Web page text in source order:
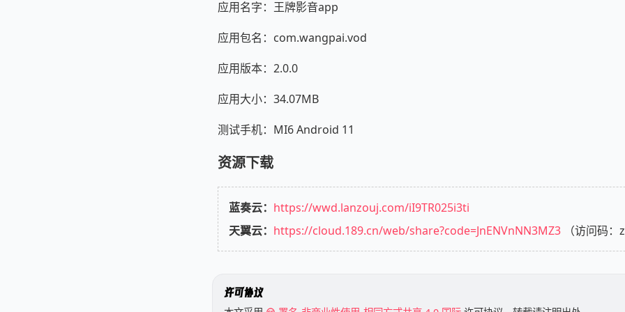
应用名字：王牌影音app
应用包名：com.wangpai.vod
应用版本：2.0.0
应用大小：34.07MB
测试手机：MI6 Android 11
资源下载
蓝奏云： https://wwd.lanzouj.com/iI9TR025i3ti
天翼云： https://cloud.189.cn/web/share?code=JnENVnNN3MZ3 （访问码
许可协议